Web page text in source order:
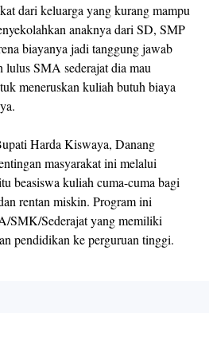
dari keluarga yang kurang mampu
anaknya dari SD, SMP
biayanya jadi tanggung jawab
lulus SMA sederajat dia mau
meneruskan kuliah butuh biaya
Harda Kiswaya, Danang
masyarakat ini melalui
beasiswa kuliah cuma-cuma bagi
rentan miskin. Program ini
SMK/Sederajat yang memiliki
pendidikan ke perguruan tinggi.